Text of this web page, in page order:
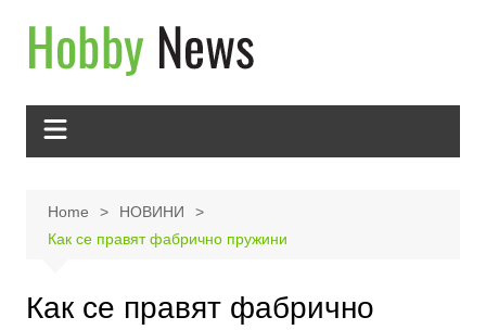
content
Home
НОВИНИ
Как се правят фабрично пружини
Как се правят фабрично